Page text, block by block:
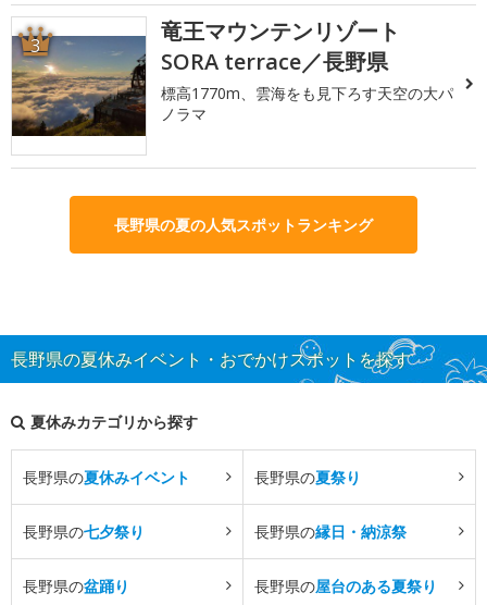
3
竜王マウンテンリゾート
SORA terrace／長野県
標高1770m、雲海をも見下ろす天空の大パ
ノラマ
長野県の夏の人気スポットランキング
長野県の夏休みイベント・おでかけスポットを探す
夏休みカテゴリから探す
長野県の夏休みイベント 長野県の夏祭り
長野県の七夕祭り 長野県の縁日・納涼祭
長野県の盆踊り 長野県の屋台のある夏祭り